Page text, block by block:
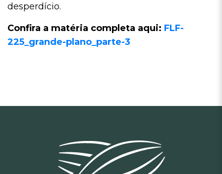
desperdício.
Confira a matéria completa aqui: FLF-
225_grande-plano_parte-3